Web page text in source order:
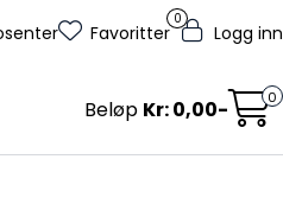
0
Favoritter Logg inn
Beløp Kr: 0,00- 0